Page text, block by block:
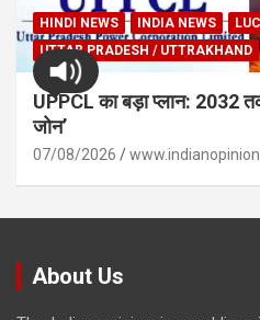
HINDI NEWS INDIA NEWS
UTTAR PRADESH / UTTRAKHAND
UPPCL का बड़ा प्लान: 2032
जोन’
07/08/2026
About Us